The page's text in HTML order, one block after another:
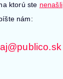
ktorú ste nenašli
nám: